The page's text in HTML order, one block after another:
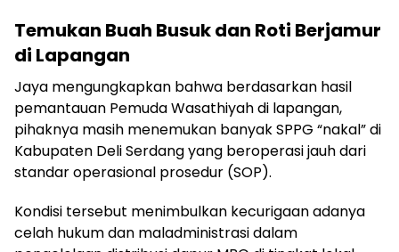
Temukan Buah Busuk dan Roti Berjamur
di Lapangan
Jaya mengungkapkan bahwa berdasarkan hasil
pemantauan Pemuda Wasathiyah di lapangan,
pihaknya masih menemukan banyak SPPG “nakal” di
Kabupaten Deli Serdang yang beroperasi jauh dari
standar operasional prosedur (SOP).
Kondisi tersebut menimbulkan kecurigaan adanya
celah hukum dan maladministrasi dalam